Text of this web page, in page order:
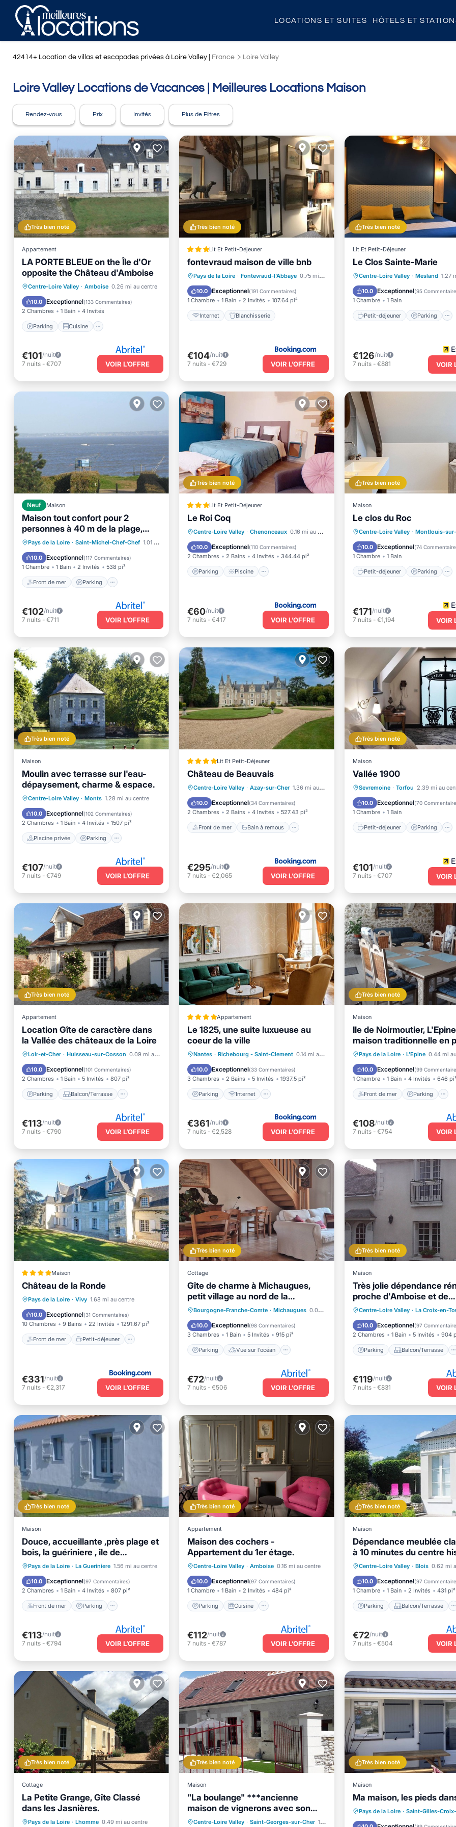
LOCATIONS ET SUITES HÔTELS ET
42414+ Location de villas et escapades privées à Loire Valley | France Loire Valley
Loire Valley Locations de Vacances | Meilleures Locations Maison
Rendez-vous Prix Invités Plus de Filtres
Très bien noté
Appartement
LA PORTE BLEUE on the Île d'Or
opposite the Château d'Amboise
Centre-Loire Valley · Amboise 0.26 mi au centre
10.0 Exceptionnel(133 Commentaires)
2 Chambres 1 Bain 4 Invités
Parking Cuisine
Parking
Cuisine
Climatisation
Internet
€101/nuit
7 nuits - €707 VOIR L’OFFRE
Très bien noté
Lit Et Petit-Déjeuner
fontevraud maison de ville bnb
Pays de la Loire · Fontevraud-l'Abbaye 0.75 mi au centre
10.0 Exceptionnel(191 Commentaires)
1 Chambre 1 Bain 2 Invités 107.64 pi²
Internet Blanchisserie
Internet Blanchisserie
€104/nuit
7 nuits- €729 VOIR L’OFFRE
Très bien noté
Lit Et Petit-Déjeuner
Le Clos Sainte-Marie
Centre-Loire Valley · Mesland 1.27
10.0 Exceptionnel(95
1 Chambre 1 Bain
Petit-déjeuner Parking
Petit-déjeuner
Parking
Piscine
Balcon/Terrasse
€126/nuit
7 nuits- €881 VOIR
Neuf Maison
Maison tout confort pour 2
personnes à 40 m de la plage,
chambre avec Vue MER
Pays de la Loire · Saint-Michel-Chef-Chef 1.01 mi au centre
10.0 Exceptionnel(117 Commentaires)
1 Chambre 1 Bain 2 Invités 538 pi²
Front de mer Parking
Front de mer
Parking
Vue sur l’océan
Balcon/Terrasse
€102/nuit
7 nuits - €711 VOIR L’OFFRE
Très bien noté
Lit Et Petit-Déjeuner
Le Roi Coq
Centre-Loire Valley · Chenonceaux 0.16 mi au centre
10.0 Exceptionnel(110 Commentaires)
2 Chambres 2 Bains 4 Invités 344.44 pi²
Parking Piscine
Parking
Piscine
Balcon/Terrasse
Internet
€60/nuit
7 nuits- €417 VOIR L’OFFRE
Très bien noté
Maison
Le clos du Roc
Centre-Loire Valley · Montlouis-
10.0 Exceptionnel(74
1 Chambre 1 Bain
Petit-déjeuner Parking
Petit-déjeuner
Parking
Balcon/Terrasse
Cuisine
€171/nuit
7 nuits- €1,194 VOIR
Très bien noté
Maison
Moulin avec terrasse sur l'eau-
dépaysement, charme & espace.
Centre-Loire Valley · Monts 1.28 mi au centre
10.0 Exceptionnel(102 Commentaires)
2 Chambres 1 Bain 4 Invités 1507 pi²
Piscine privée Parking
Piscine privée
Parking
Piscine
Balcon/Terrasse
€107/nuit
7 nuits - €749 VOIR L’OFFRE
Lit Et Petit-Déjeuner
Château de Beauvais
Centre-Loire Valley · Azay-sur-Cher 1.36 mi au centre
10.0 Exceptionnel(34 Commentaires)
2 Chambres 2 Bains 4 Invités 527.43 pi²
Front de mer Bain à remous
Front de mer
Bain à remous
Station de recharge pour véhicules électriques
Parking
€295/nuit
7 nuits- €2,065 VOIR L’OFFRE
Très bien noté
Maison
Vallée 1900
Sevremoine · Torfou 2.39 mi au
10.0 Exceptionnel(70
1 Chambre 1 Bain
Petit-déjeuner Parking
Petit-déjeuner
Parking
Balcon/Terrasse
Cuisine
€101/nuit
7 nuits- €707 VOIR
Très bien noté
Appartement
Location Gîte de caractère dans
la Vallée des châteaux de la Loire
Loir-et-Cher · Huisseau-sur-Cosson 0.09 mi au centre
10.0 Exceptionnel(101 Commentaires)
2 Chambres 1 Bain 5 Invités 807 pi²
Parking Balcon/Terrasse
Parking
Balcon/Terrasse
Cuisine
Climatisation
€113/nuit
7 nuits - €790 VOIR L’OFFRE
Appartement
Le 1825, une suite luxueuse au
coeur de la ville
Nantes · Richebourg - Saint-Clement 0.14 mi au centre
10.0 Exceptionnel(33 Commentaires)
3 Chambres 2 Bains 5 Invités 1937.5 pi²
Parking Internet
Parking
Internet
Animaux acceptés
Adapté aux enfants
€361/nuit
7 nuits- €2,528 VOIR L’OFFRE
Très bien noté
Maison
Ile de Noirmoutier,
maison traditionnelle en
Pays de la Loire · L'Epine 0.44 mi
10.0 Exceptionnel(99
1 Chambre 1 Bain 4 Invités 646 pi²
Front de mer Parking
Front de mer
Parking
Vue sur l’océan
Balcon/
€108/nuit
7 nuits- €754 VOIR
Maison
Château de la Ronde
Pays de la Loire · Vivy 1.68 mi au centre
10.0 Exceptionnel(31 Commentaires)
10 Chambres 9 Bains 22 Invités 1291.67 pi²
Front de mer Petit-déjeuner
Front de mer
Petit-déjeuner
Parking
Piscine
€331/nuit
7 nuits - €2,317 VOIR L’OFFRE
Très bien noté
Cottage
Gîte de charme à Michaugues,
petit village au nord de la
Bourgogne
Bourgogne-Franche-Comte · Michaugues 0.06 mi au centre
10.0 Exceptionnel(98 Commentaires)
3 Chambres 1 Bain 5 Invités 915 pi²
Parking Vue sur l’océan
Parking
Vue sur l’océan
Balcon/Terrasse
€72/nuit
7 nuits- €506 VOIR L’OFFRE
Très bien noté
Maison
Très jolie dépendance
proche d'Amboise et de
Chenonceaux
Centre-Loire Valley · La Croix-en-
10.0 Exceptionnel(97
2 Chambres 1 Bain 5 Invités 904
Parking Balcon/Terrasse
Parking
Balcon/Terrasse
Cuisine
Internet
€119/nuit
7 nuits- €831 VOIR
Très bien noté
Maison
Douce, accueillante ,près plage et
bois, la guériniere , ile de
noirmoutier
Pays de la Loire · La Gueriniere 1.56 mi au centre
10.0 Exceptionnel(97 Commentaires)
2 Chambres 1 Bain 4 Invités 807 pi²
Front de mer Parking
Front de mer
Parking
Vue sur l’océan
Balcon/Terrasse
€113/nuit
7 nuits - €794 VOIR L’OFFRE
Très bien noté
Appartement
Maison des cochers -
Appartement du 1er étage.
Centre-Loire Valley · Amboise 0.16 mi au centre
10.0 Exceptionnel(97 Commentaires)
1 Chambre 1 Bain 2 Invités 484 pi²
Parking Cuisine
Parking Cuisine
Internet
Adapté aux enfants
€112/nuit
7 nuits- €787 VOIR L’OFFRE
Très bien noté
Maison
Dépendance meublée
à 10 minutes du centre
climatisée
Centre-Loire Valley · Blois 0.62 mi
10.0 Exceptionnel(97
1 Chambre 1 Bain 2 Invités 431 pi²
Parking Balcon/Terrasse
Parking
Balcon/Terrasse
Cuisine
Climatisation
€72/nuit
7 nuits- €504 VOIR
Très bien noté
Cottage
La Petite Grange, Gîte Classé
dans les Jasnières.
Pays de la Loire · Lhomme 0.49 mi au centre
Parking Vue sur l’océan
Très bien noté
Maison
"La boulange" ***ancienne
maison de vignerons avec son
four à pain(cour fermée)
Centre-Loire Valley · Saint-Georges-sur-Cher 1.00 mi au centre
Front de mer Parking
Très bien noté
Maison
Ma maison, les pieds
Pays de la Loire · Saint-Gilles-
Front de mer
Parking
Vue sur l’océan
Balcon/